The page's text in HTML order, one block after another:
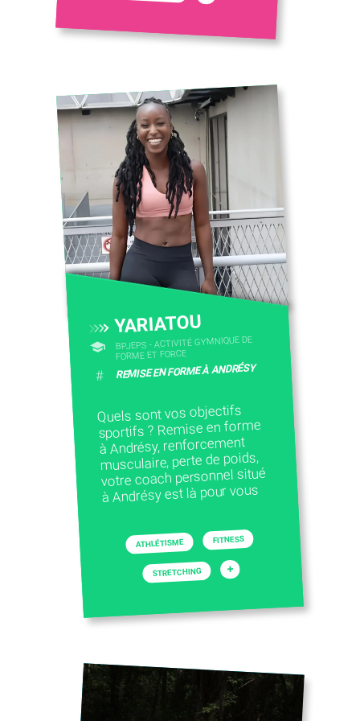
YARIATOU
BPJEPS - ACTIVITÉ GYMNIQUE DE
FORME ET FORCE
# REMISE EN FORME À ANDRÉSY
Quels sont vos objectifs
sportifs ? Remise en forme
à Andrésy, renforcement
musculaire, perte de poids,
votre coach personnel situé
à Andrésy est là pour vous
ATHLÉTISME FITNESS
STRETCHING +